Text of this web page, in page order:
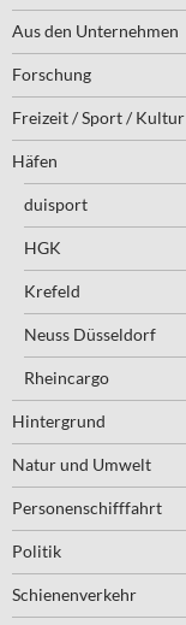
Aus den Unternehmen
Forschung
Freizeit / Sport / Kultur
Häfen
duisport
HGK
Krefeld
Neuss Düsseldorf
Rheincargo
Hintergrund
Natur und Umwelt
Personenschifffahrt
Politik
Schienenverkehr